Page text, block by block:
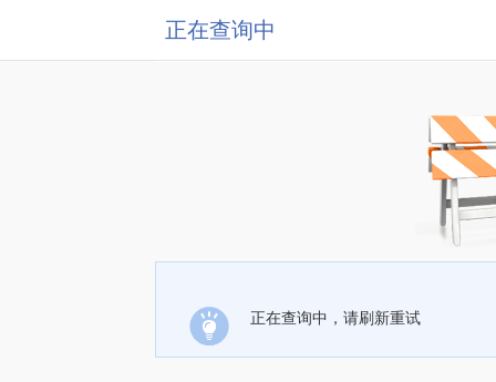
正在查询中
正在查询中，请刷新重试